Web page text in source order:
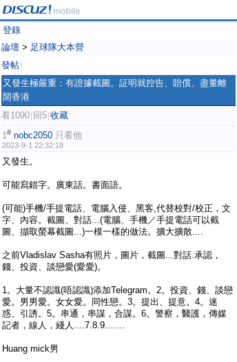
登錄
論壇 > 足球隊大本營
發帖
又發生極嚴重：有證據截圖。証明就控告、賠償、盡量離
開香港
看1090 回5 收藏
1# nobc2050 只看他
2023-9-1 22:32:18
又發生。
可能寫錯字。廣東話。書面語。
(可能)手機/手提電話、電腦入侵、黑客,代替校對/校正，文
字、內容。截圖、對話...(電腦、手機／手提電話可以截
圖、擷取螢幕截圖...)一模一樣的做法。擴大擴散....
之前Vladislav Sasha有照片，圖片，截圖...對話.承認，
錢、投資、談戀愛(愛愛)。
1。大量不認識(唔認識)添加Telegram。2。投資、錢、談戀
愛。男男愛。女女愛。同性戀。3。提出、提意。4。迷
惑、引誘。5。串通，串謀，合謀。6。警察，醫護，傳媒
記者，線人，綫人....7.8.9.……
Huang mick男